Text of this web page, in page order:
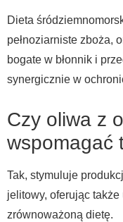
Dieta
pełnoziarniste zboża,
bogate w błonnik i
synergicznie w
Czy oliwa z
wspomagać
Tak, stymuluje
jelitowy, oferując
zrównoważoną dietę.